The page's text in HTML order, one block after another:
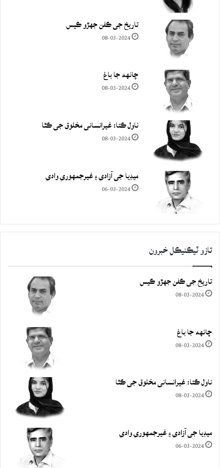
تاريخ جي ڪفن جھڙو ڪيس
08-03-2024
چانهه جا باغ
08-03-2024
ناول ڪتا: غيرانساني مخلوق جي ڪٿا
08-03-2024
ميڊيا جي آزادي ۽ غيرجمھوري وادي
06-03-2024
تازو ٽيڪنيڪل خبرون
تاريخ جي ڪفن جھڙو ڪيس
08-03-2024
چانهه جا باغ
08-03-2024
ناول ڪتا: غيرانساني مخلوق جي ڪٿا
08-03-2024
ميڊيا جي آزادي ۽ غيرجمھوري وادي
06-03-2024